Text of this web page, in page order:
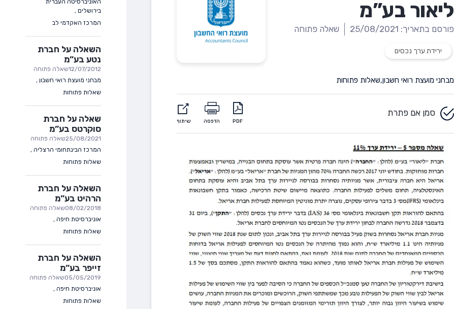
ליאור בע”מ
פורסם בתאריך: 25/08/2021 שאלה פתוחה
ירידת ערך נכסים
מבחני מועצת רואי חשבון,שאלות פתוחות
סמן אם פתרת
PDF הדפסה שיתוף
בירושלים ,
המרכז האקדמי לב
השאלה על חברת
נטע בע”מ
12/07/2012שאלה פתוחה
מבחני מועצת רואי חשבון ,
שאלות פתוחות
שאלה על חברת
סוקרטס בע”מ
25/08/2021שאלה פתוחה
המרכז הבינתחומי הרצליה ,
שאלות פתוחות
השאלה על חברת
הרהיט בע”מ
08/02/2018שאלה פתוחה
אוניברסיטת חיפה ,
שאלות פתוחות
השאלה על חברת
זייפר בע”מ
05/05/2019שאלה פתוחה
אוניברסיטת חיפה ,
שאלות פתוחות